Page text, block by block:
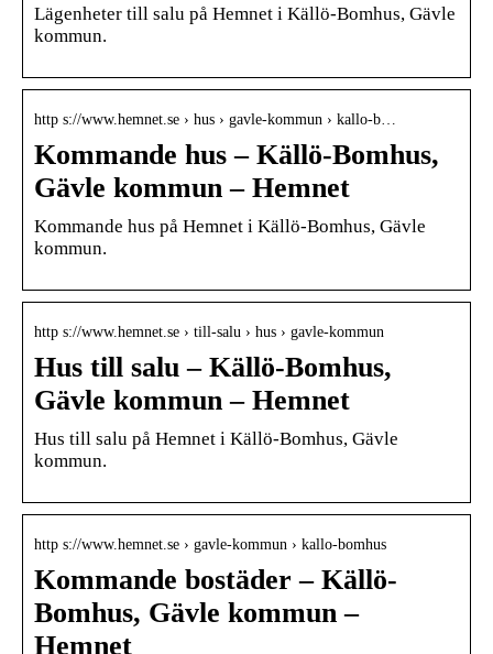
Lägenheter till salu på Hemnet i Källö-Bomhus, Gävle
kommun.
http s://www.hemnet.se › hus › gavle-kommun › kallo-b…
Kommande hus – Källö-Bomhus,
Gävle kommun – Hemnet
Kommande hus på Hemnet i Källö-Bomhus, Gävle
kommun.
http s://www.hemnet.se › till-salu › hus › gavle-kommun
Hus till salu – Källö-Bomhus,
Gävle kommun – Hemnet
Hus till salu på Hemnet i Källö-Bomhus, Gävle
kommun.
http s://www.hemnet.se › gavle-kommun › kallo-bomhus
Kommande bostäder – Källö-
Bomhus, Gävle kommun –
Hemnet